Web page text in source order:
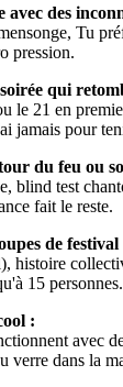
avec des
Tu
pression.
qui
le 21 en
jamais pour
du feu ou
blind test
fait le reste.
de festival
histoire
15 personnes.
:
avec
verre dans la